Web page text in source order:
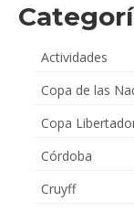
Actividades
Copa de las
Copa
Córdoba
Cruyff